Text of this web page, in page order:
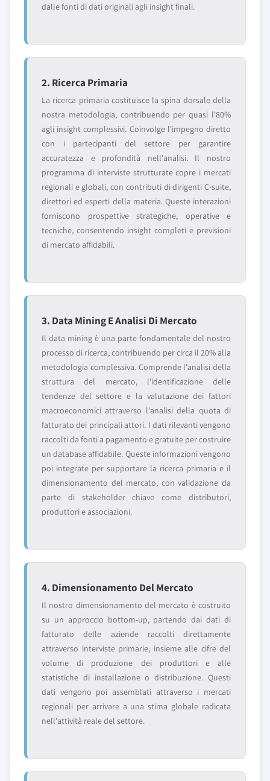
dalle fonti di dati originali agli insight finali.
2. Ricerca Primaria
La ricerca primaria costituisce la spina dorsale della
nostra metodologia, contribuendo per quasi l'80%
agli insight complessivi. Coinvolge l'impegno diretto
con i partecipanti del settore per garantire
accuratezza e profondità nell'analisi. Il nostro
programma di interviste strutturate copre i mercati
regionali e globali, con contributi di dirigenti C-suite,
direttori ed esperti della materia. Queste interazioni
forniscono prospettive strategiche, operative e
tecniche, consentendo insight completi e previsioni
di mercato affidabili.
3. Data Mining E Analisi Di Mercato
Il data mining è una parte fondamentale del nostro
processo di ricerca, contribuendo per circa il 20% alla
metodologia complessiva. Comprende l'analisi della
struttura del mercato, l'identificazione delle
tendenze del settore e la valutazione dei fattori
macroeconomici attraverso l'analisi della quota di
fatturato dei principali attori. I dati rilevanti vengono
raccolti da fonti a pagamento e gratuite per costruire
un database affidabile. Queste informazioni vengono
poi integrate per supportare la ricerca primaria e il
dimensionamento del mercato, con validazione da
parte di stakeholder chiave come distributori,
produttori e associazioni.
4. Dimensionamento Del Mercato
Il nostro dimensionamento del mercato è costruito
su un approccio bottom-up, partendo dai dati di
fatturato delle aziende raccolti direttamente
attraverso interviste primarie, insieme alle cifre del
volume di produzione dei produttori e alle
statistiche di installazione o distribuzione. Questi
dati vengono poi assemblati attraverso i mercati
regionali per arrivare a una stima globale radicata
nell'attività reale del settore.